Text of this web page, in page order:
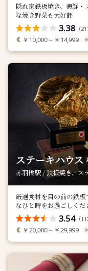
隠れ家鉄板焼き。海鮮
な焼き野菜も大好評
3.38 （211
￥10,000～￥14,999
ステーキハウス
赤羽橋駅 / 鉄板焼き、ス
厳選食材を目の前の鉄
なひと時をお過ごしくだ
3.54（
￥20,000～￥29,999